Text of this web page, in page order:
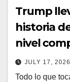
Trump
historia
nivel
JULY 17, 2026
Todo lo que